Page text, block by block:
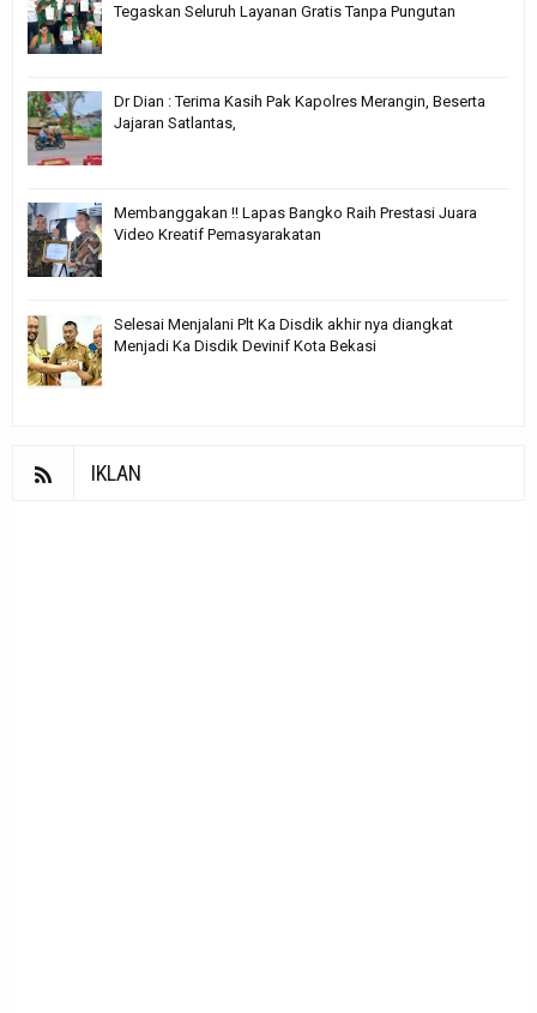
Tegaskan Seluruh Layanan Gratis Tanpa Pungutan
Dr Dian : Terima Kasih Pak Kapolres Merangin, Beserta
Jajaran Satlantas,
Membanggakan !! Lapas Bangko Raih Prestasi Juara
Video Kreatif Pemasyarakatan
Selesai Menjalani Plt Ka Disdik akhir nya diangkat
Menjadi Ka Disdik Devinif Kota Bekasi
IKLAN